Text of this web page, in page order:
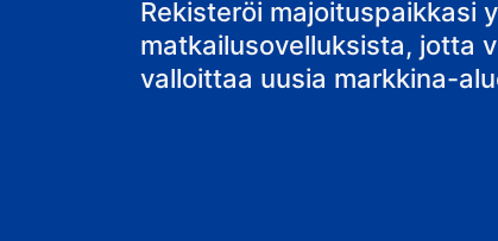
Rekisteröi majoituspaikkasi
matkailusovelluksista, jotta
valloittaa uusia markkina-